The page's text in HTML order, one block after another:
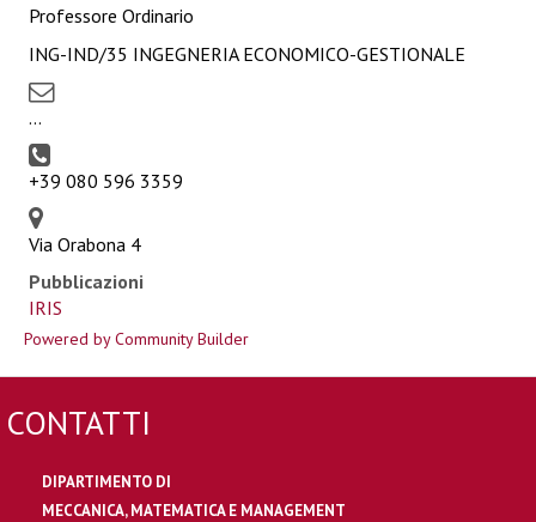
Professore Ordinario
ING-IND/35 INGEGNERIA ECONOMICO-GESTIONALE
...
+39 080 596 3359
Via Orabona 4
Pubblicazioni
IRIS
Powered by Community Builder
CONTATTI
DIPARTIMENTO DI
MECCANICA, MATEMATICA E MANAGEMENT